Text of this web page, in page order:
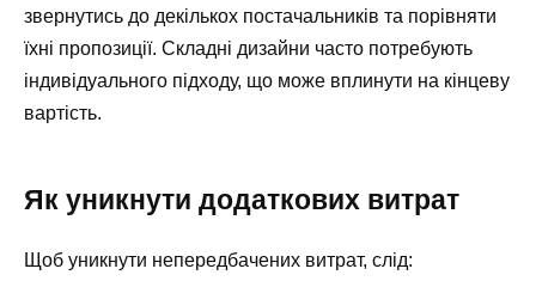
звернутись до декількох постачальників та порівняти
їхні пропозиції. Складні дизайни часто потребують
індивідуального підходу, що може вплинути на кінцеву
вартість.
Як уникнути додаткових витрат
Щоб уникнути непередбачених витрат, слід: